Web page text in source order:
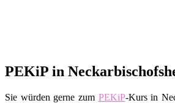
PEKiP in
Sie würden gerne zum PEKiP-Kurs in